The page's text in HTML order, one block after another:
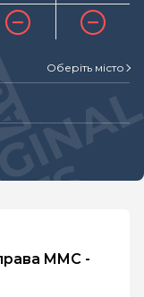
Оберіть місто
MMC -